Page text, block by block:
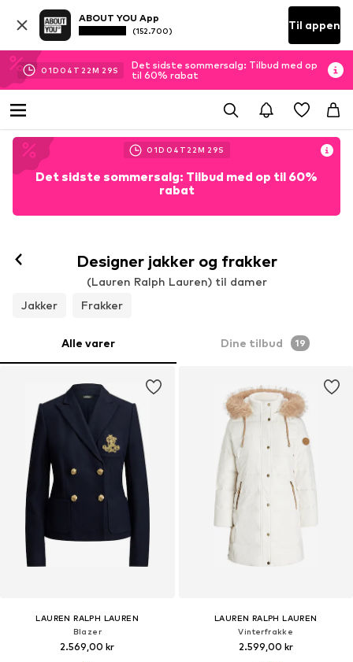
ABOUT YOU App
(152.700) Til appen
01D 04 T 22M 26S
Det sidste sommersalg: Tilbud med op
til 60% rabat
01D 04 T 22M 26S
Det sidste sommersalg: Tilbud med op til 60%
rabat
Designer jakker og frakker
(Lauren Ralph Lauren) til damer
Jakker
Frakker
Alle varer Dine tilbud 19
LAUREN RALPH LAUREN
Blazer
2.569,00 kr
LAUREN RALPH LAUREN
Vinterfrakke
2.599,00 kr